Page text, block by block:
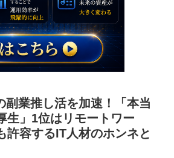
副業推し活を加速！「本当
生」1位はリモートワー
許容するIT人材のホンネと